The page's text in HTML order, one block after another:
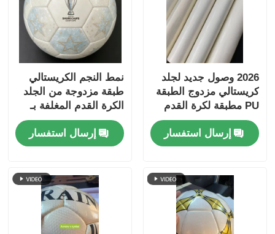
2026 وصول جديد لجلد
كريستالي مزدوج الطبقة
PU مطبقة لكرة القدم
مع دعم غير منسوج
مقاوم للماء ونمط قابلة
للتخصيص
إرسال استفسار
نمط النجم الكريستالي
طبقة مزدوجة من الجلد
الكرة القدم المغلفة بـ
PU مع الدعم غير
المنسوج المقاوم للماء
والنمط القابل للتخصيص
إرسال استفسار